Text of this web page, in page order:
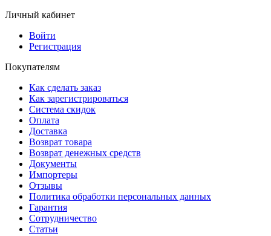
Личный кабинет
Войти
Регистрация
Покупателям
Как сделать заказ
Как зарегистрироваться
Система скидок
Оплата
Доставка
Возврат товара
Возврат денежных средств
Документы
Импортеры
Отзывы
Политика обработки персональных данных
Гарантия
Сотрудничество
Статьи